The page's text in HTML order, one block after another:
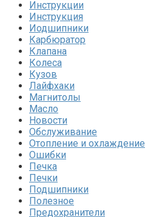
Инструкции
Инструкция
Иодшипники
Карбюратор
Клапана
Колеса
Кузов
Лайфхаки
Магнитолы
Масло
Новости
Обслуживание
Отопление и охлаждение
Ошибки
Печка
Печки
Подшипники
Полезное
Предохранители